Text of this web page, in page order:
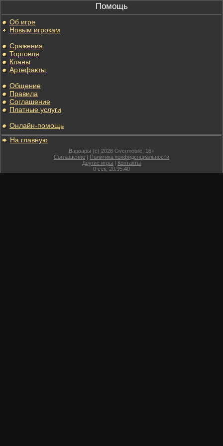
Помощь
Об игре
Новым игрокам
Сражения
Торговля
Кланы
Артефакты
Общение
Правила
Соглашение
Платные услуги
Онлайн-помощь
На главную
Варвары (c) 2026 Overmobile, 16+
Соглашение | Политика конфиденциальности
Другие игры | Контакты
0 сек, 20:35:40